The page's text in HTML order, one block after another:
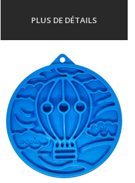
PLUS DE DÉTAILS